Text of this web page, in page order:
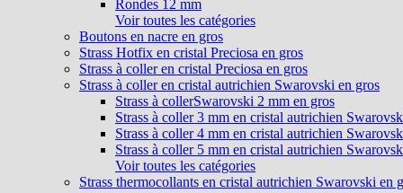
Rondes 12 mm
Voir toutes les catégories
Boutons en nacre en gros
Strass Hotfix en cristal Preciosa en gros
Strass à coller en cristal Preciosa en gros
Strass à coller en cristal autrichien Swarovski en gros
Strass à collerSwarovski 2 mm en gros
Strass à coller 3 mm en cristal autrichien
Strass à coller 4 mm en cristal autrichien
Strass à coller 5 mm en cristal autrichien
Voir toutes les catégories
Strass thermocollants en cristal autrichien Swarovski en